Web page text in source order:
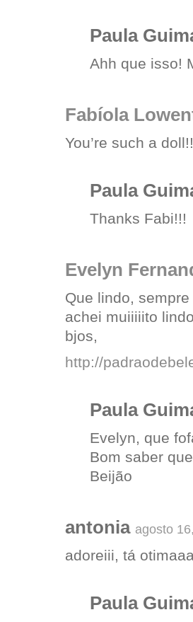
Paula
Ahh que isso!
Fabíola
You’re such a
Paula
Thanks Fabi!!!
Evelyn
Que lindo,
achei muiiiiito
bjos,
http://
Paula
Evelyn, que
Bom saber
Beijão
antonia agosto
adoreiii, tá
Paula